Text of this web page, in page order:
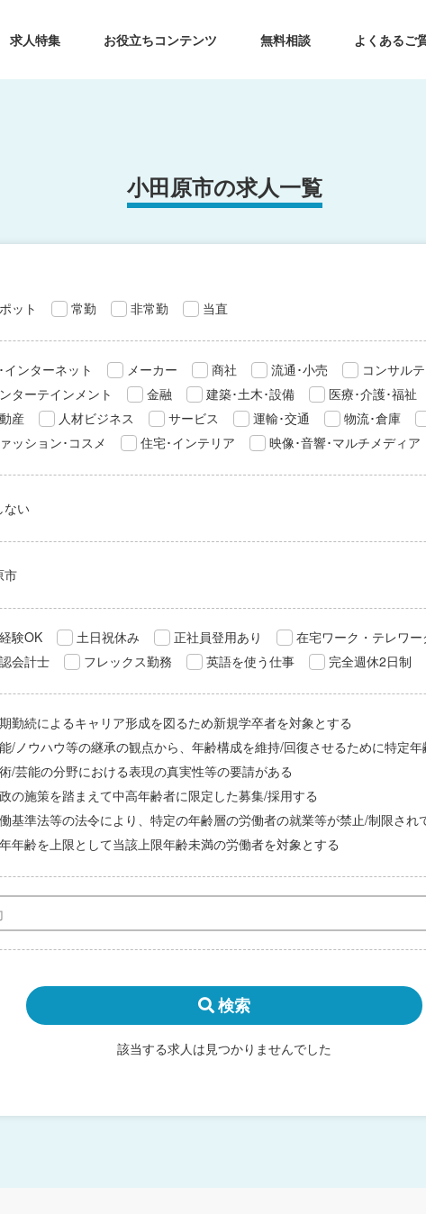
求人特集 お役立ちコンテンツ 無料相談 よくあるご
小田原市の求人一覧
ット 常勤 非常勤 当直
インターネット メーカー 商社 流通･小売
コンサル
ターテインメント
金融 建築･土木･設備
医療･介護･福祉
産
人材ビジネス サービス 運輸･交通
物流･倉庫
ッション･コスメ
住宅･インテリア 映像･音響･マルチメディア
ない
市
験OK 土日祝休み 正社員登用あり
在宅ワーク・テレワー
会計士
フレックス勤務 英語を使う仕事 完全週休2日制
勤続によるキャリア形成を図るため新規学卒者を対象とする
/ノウハウ等の継承の観点から、年齢構成を維持/回復させるために特定
/芸能の分野における表現の真実性等の要請がある
の施策を踏まえて中高年齢者に限定した募集/採用する
基準法等の法令により、特定の年齢層の労働者の就業等が禁止/制限され
年齢を上限として当該上限年齢未満の労働者を対象とする
検索
該当する求人は見つかりませんでした